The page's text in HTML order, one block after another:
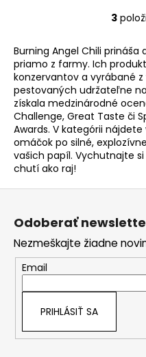
3
Burning Angel Chili
priamo z farmy. Ich
konzervantov a vyrábané
pestovaných udržateľne
získala medzinárodné
Challenge, Great Taste či
Awards. V kategórii
omáčok po silné,
vašich papíl. Vychutnajte
chutí ako raj!
Z
Odoberať
Nezmeškajte žiadne
Email
PRIHLÁSIŤ SA